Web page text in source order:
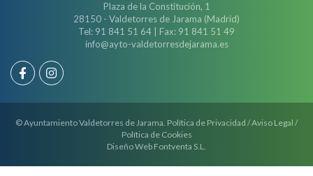
Plaza de la Constitución, 1
28150 - Valdetorres de Jarama (Madrid)
Tel: 91 841 51 64 | Fax: 91 841 51 49
info@ayto-valdetorresdejarama.es
© Ayuntamiento Valdetorres de Jarama. Política de Privacidad /Aviso Legal /
Política de Cookies
Diseño Web Fontventa S.L.